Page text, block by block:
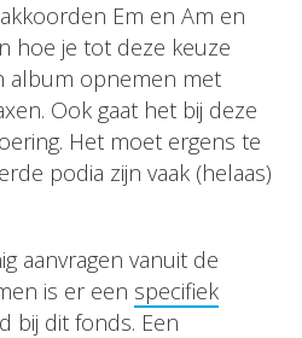
Em en Am en
hoe je tot deze keuze
album opnemen met
Ook gaat het bij deze
Het moet ergens te
podia zijn vaak (helaas)
aanvragen vanuit de
is er een specifiek
bij dit fonds. Een